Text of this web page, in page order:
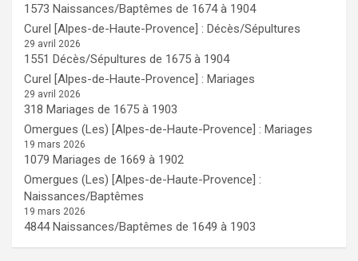
1573 Naissances/Baptêmes de 1674 à 1904
Curel [Alpes-de-Haute-Provence] : Décès/Sépultures
29 avril 2026
1551 Décès/Sépultures de 1675 à 1904
Curel [Alpes-de-Haute-Provence] : Mariages
29 avril 2026
318 Mariages de 1675 à 1903
Omergues (Les) [Alpes-de-Haute-Provence] : Mariages
19 mars 2026
1079 Mariages de 1669 à 1902
Omergues (Les) [Alpes-de-Haute-Provence] :
Naissances/Baptêmes
19 mars 2026
4844 Naissances/Baptêmes de 1649 à 1903